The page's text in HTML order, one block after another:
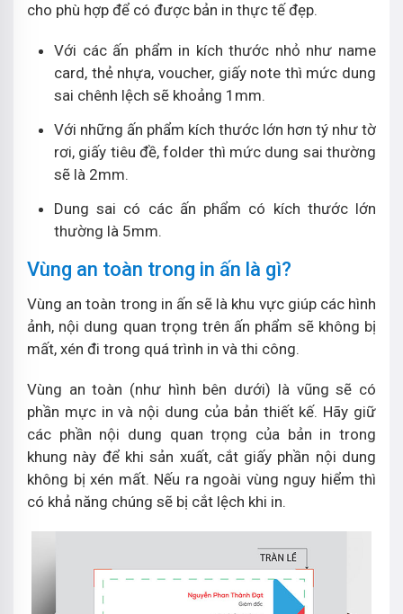
cho phù hợp để có được bản in thực tế đẹp.
Với các ấn phẩm in kích thước nhỏ như name
card, thẻ nhựa, voucher, giấy note thì mức dung
sai chênh lệch sẽ khoảng 1mm.
Với những ấn phẩm kích thước lớn hơn tý như tờ
rơi, giấy tiêu đề, folder thì mức dung sai thường
sẽ là 2mm.
Dung sai có các ấn phẩm có kích thước lớn
thường là 5mm.
Vùng an toàn trong in ấn là gì?
Vùng an toàn trong in ấn sẽ là khu vực giúp các hình
ảnh, nội dung quan trọng trên ấn phẩm sẽ không bị
mất, xén đi trong quá trình in và thi công.
Vùng an toàn (như hình bên dưới) là vũng sẽ có
phần mực in và nội dung của bản thiết kế. Hãy giữ
các phần nội dung quan trọng của bản in trong
khung này để khi sản xuất, cắt giấy phần nội dung
không bị xén mất. Nếu ra ngoài vùng nguy hiểm thì
có khả năng chúng sẽ bị cắt lệch khi in.